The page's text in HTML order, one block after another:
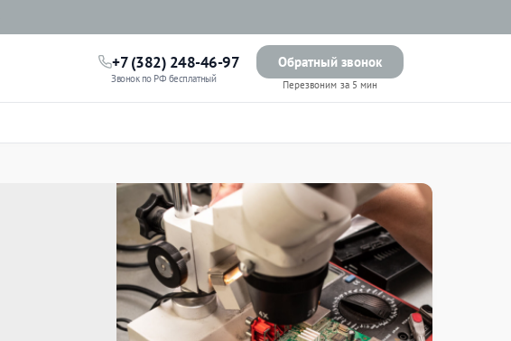
+7 (382) 248-46-97
Звонок по РФ бесплатный
Обратный звонок
Перезвоним за 5 мин